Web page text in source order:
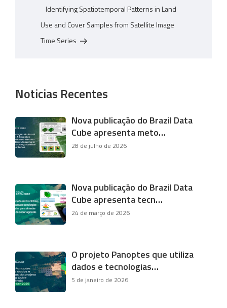
Identifying Spatiotemporal Patterns in Land
Use and Cover Samples from Satellite Image
Time Series
Noticias Recentes
Nova publicação do Brazil Data
Cube apresenta meto…
28 de julho de 2026
Nova publicação do Brazil Data
Cube apresenta tecn…
24 de março de 2026
O projeto Panoptes que utiliza
dados e tecnologias…
5 de janeiro de 2026